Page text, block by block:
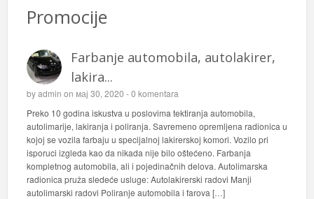
Promocije
Farbanje automobila, autolakirer,
lakira...
byadmin on мај 30, 2020 -0 komentara
Preko 10 godina iskustva u poslovima tektiranja automobila,
autolimarije, lakiranja i poliranja. Savremeno opremljena radionica u
kojoj se vozila farbaju u specijalnoj lakirerskoj komori. Vozilo pri
isporuci izgleda kao da nikada nije bilo oštećeno. Farbanja
kompletnog automobila, ali i pojedinačnih delova. Autolimarska
radionica pruža sledeće usluge: Autolakirerski radovi Manji
autolimarski radovi Poliranje automobila i farova […]